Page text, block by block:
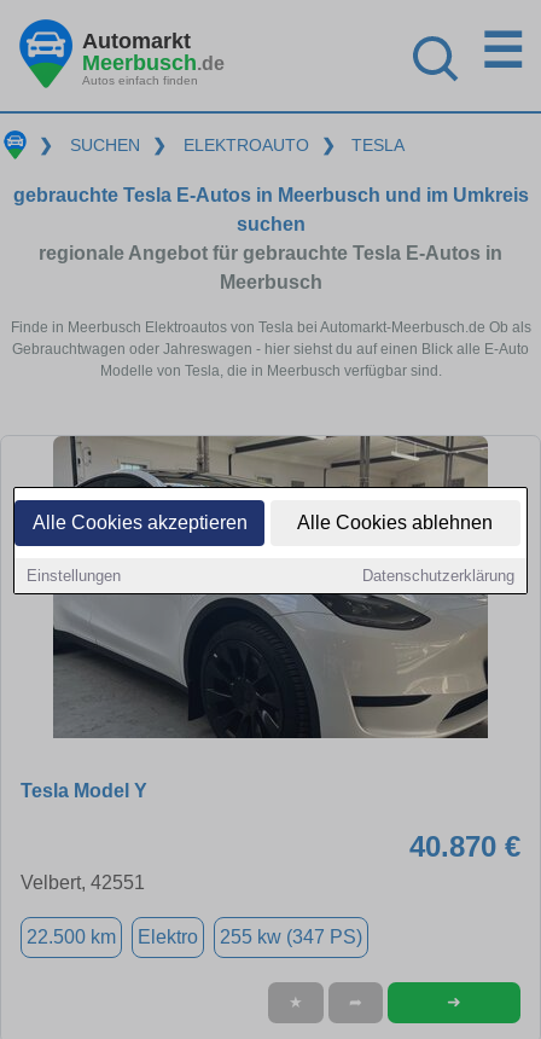
Alle Cookies akzeptieren Alle Cookies ablehnen
Einstellungen Datenschutzerklärung
Automarkt
Meerbusch.de
Autos einfach finden
☰
❯ SUCHEN ❯ ELEKTROAUTO ❯ TESLA
gebrauchte Tesla E-Autos in Meerbusch und im Umkreis
suchen
regionale Angebot für gebrauchte Tesla E-Autos in
Meerbusch
Finde in Meerbusch Elektroautos von Tesla bei Automarkt-Meerbusch.de Ob als
Gebrauchtwagen oder Jahreswagen - hier siehst du auf einen Blick alle E-Auto
Modelle von Tesla, die in Meerbusch verfügbar sind.
Tesla Model Y
40.870 €
Velbert, 42551
22.500 km Elektro 255 kw (347 PS)
★ ➦ ➜